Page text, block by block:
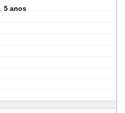
5 anos